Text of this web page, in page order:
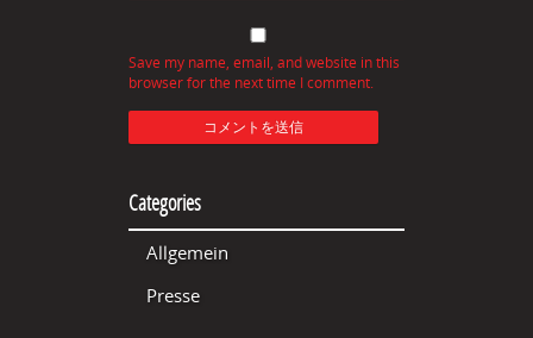
Save my name, email, and website in this
browser for the next time I comment.
Categories
Allgemein
Presse